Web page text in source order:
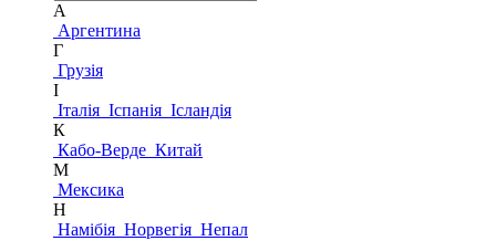
А
Аргентина
Г
Грузія
І
Італія Іспанія Ісландія
К
Кабо-Верде Китай
М
Мексика
Н
Намібія Норвегія Непал